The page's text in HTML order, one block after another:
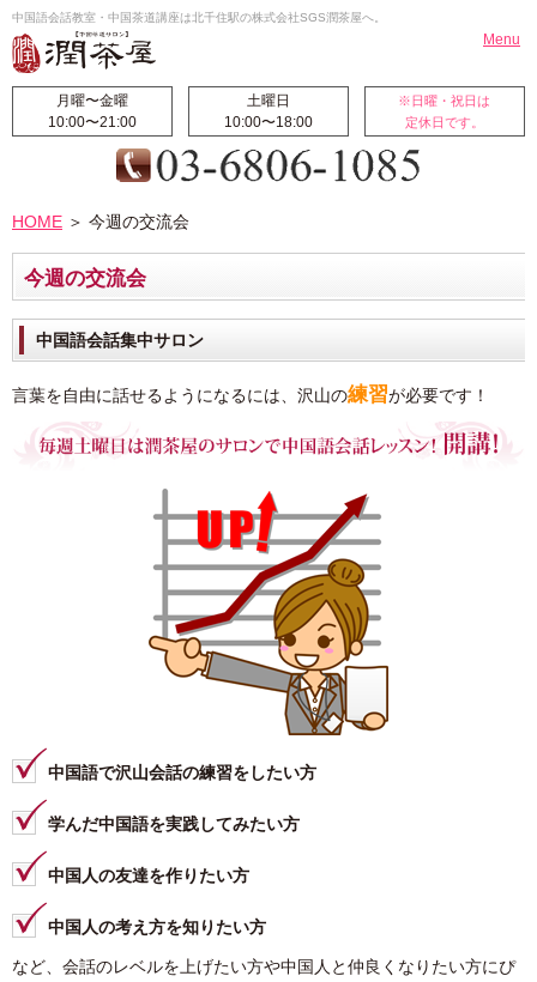
中国語会話教室・中国茶道講座は北千住駅の株式会社SGS潤茶屋へ。
Menu
北千住校
料金案内
国際交流ブログ
校長挨拶
潤茶屋ブログ
中国語レッスン
◆検定試験集中コース
◆初心者向けお試しコース
◆中国茶のご紹介
◆茶器のご紹介
月曜〜金曜
10:00〜21:00
土曜日
10:00〜18:00
※日曜・祝日は
定休日です。
HOME ＞ 今週の交流会
今週の交流会
中国語会話集中サロン
言葉を自由に話せるようになるには、沢山の練習が必要です！
中国語で沢山会話の練習をしたい方
学んだ中国語を実践してみたい方
中国人の友達を作りたい方
中国人の考え方を知りたい方
など、会話のレベルを上げたい方や中国人と仲良くなりたい方にぴ